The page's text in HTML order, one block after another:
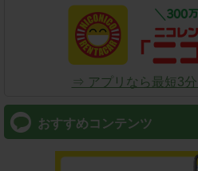
⇒ アプリなら最短3分
おすすめコンテンツ